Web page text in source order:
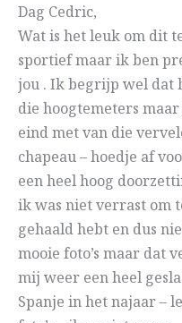
Dag Cedric,
Wat is het leuk om dit
sportief maar ik ben
jou . Ik begrijp wel dat
die hoogtemeters
eind met van die
chapeau – hoedje af
een heel hoog
ik was niet verrast om
gehaald hebt en dus
mooie foto’s maar dat
mij weer een heel
Spanje in het najaar –